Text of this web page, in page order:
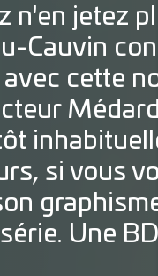
n'en jetez
Cauvin
avec cette
si vous
Une